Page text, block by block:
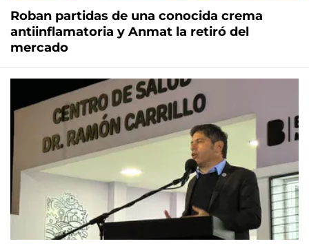
Roban partidas de una conocida crema
antiinflamatoria y Anmat la retiró del
mercado